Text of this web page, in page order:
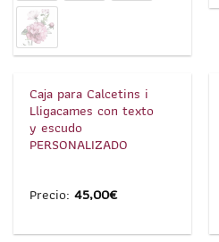
1/3
Caja para Calcetins i
Lligacames con texto
y escudo
PERSONALIZADO
Precio:45,00€
1/6